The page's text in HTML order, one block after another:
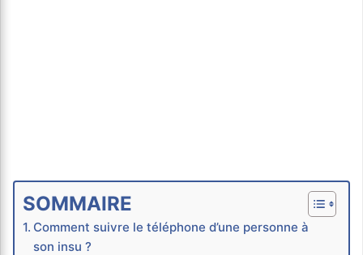
SOMMAIRE
Comment suivre le téléphone d’une personne à
son insu ?